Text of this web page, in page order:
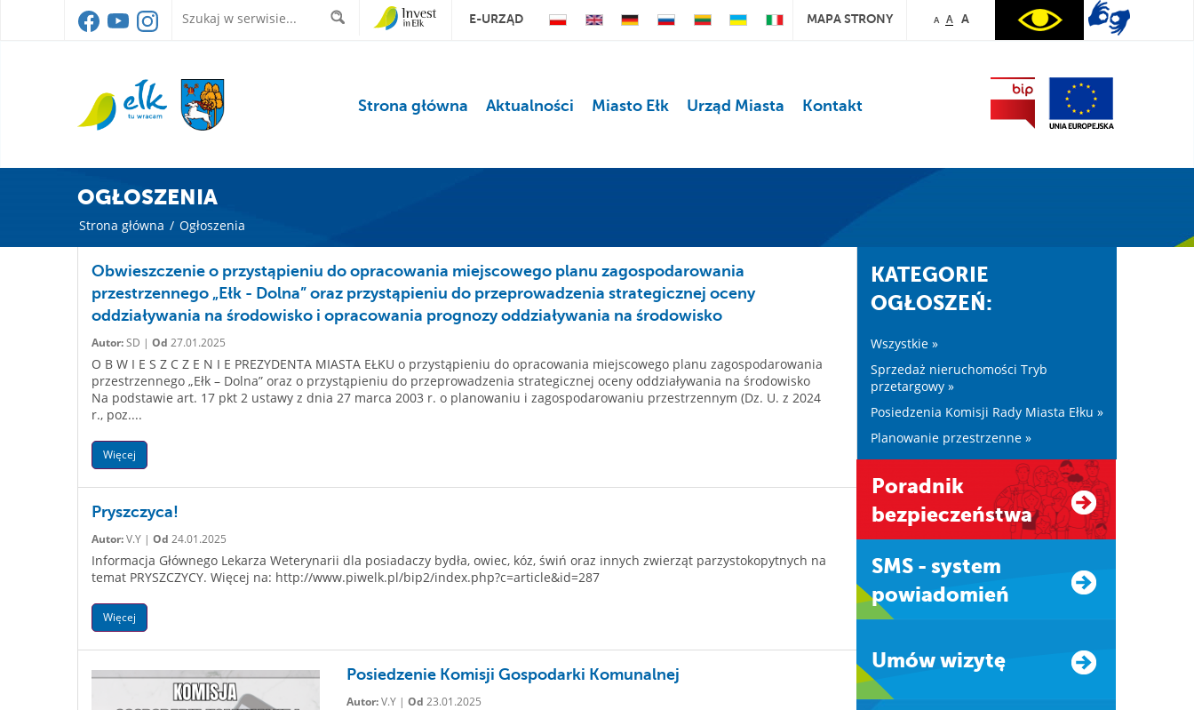
E-URZĄD MAPA STRONY A A A
Strona główna Aktualności Miasto Ełk Urząd Miasta Kontakt
OGŁOSZENIA
Strona główna / Ogłoszenia
Obwieszczenie o przystąpieniu do opracowania miejscowego planu zagospodarowania
przestrzennego „Ełk - Dolna” oraz przystąpieniu do przeprowadzenia strategicznej oceny
oddziaływania na środowisko i opracowania prognozy oddziaływania na środowisko
Autor:SD | Od 27.01.2025
O B W I E S Z C Z E N I E PREZYDENTA MIASTA EŁKU o przystąpieniu do opracowania miejscowego planu zagospodarowania
przestrzennego „Ełk – Dolna” oraz o przystąpieniu do przeprowadzenia strategicznej oceny oddziaływania na środowisko
Na podstawie art. 17 pkt 2 ustawy z dnia 27 marca 2003 r. o planowaniu i zagospodarowaniu przestrzennym (Dz. U. z 2024
r., poz....
Więcej
Pryszczyca!
Autor:V.Y | Od 24.01.2025
Informacja Głównego Lekarza Weterynarii dla posiadaczy bydła, owiec, kóz, świń oraz innych zwierząt parzystokopytnych na
temat PRYSZCZYCY. Więcej na: http://www.piwelk.pl/bip2/index.php?c=article&id=287
Więcej
Posiedzenie Komisji Gospodarki Komunalnej
Autor:V.Y | Od 23.01.2025
KATEGORIE
OGŁOSZEŃ:
Wszystkie »
Sprzedaż nieruchomości Tryb
przetargowy »
Posiedzenia Komisji Rady Miasta Ełku »
Planowanie przestrzenne »
Poradnik
bezpieczeństwa
SMS - system
powiadomień
Umów wizytę